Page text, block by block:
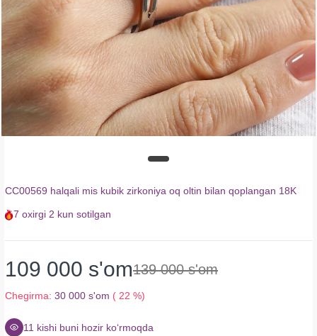
CC00569 halqali mis kubik zirkoniya oq oltin bilan qoplangan 18K
7 oxirgi 2 kun sotilgan
109 000 s'om139 000 s'om
Chegirma: 30 000 s'om ( 22 %)
12 kishi buni hozir koʻrmoqda